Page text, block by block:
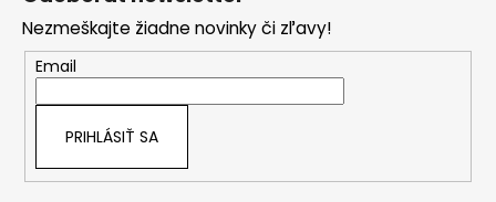
vonkajšie podmienky. Používame
prémiové fólie, ktoré si dlhodobo
zachovávajú svoju kvalitu aj pri
pravidelnej údržbe či návšteve
umyvárky.
Bezpečné doručenie:
neprekladáme – väčšie rozmery vždy
rolujeme, čím predchádzame
akémukoľvek poškodeniu materiálu.
Nezmeškajte žiadne novinky či zľavy!
Email
PRIHLÁSIŤ SA